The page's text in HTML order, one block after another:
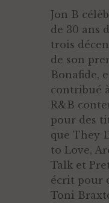
Jon B
de 30 ans
trois
de son
Bonafide,
contribué
R&B
pour des
que They
to Love,
Talk et
écrit pour
Toni